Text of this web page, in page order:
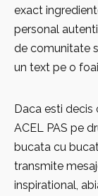
exact
personal
de comunitate
un text pe o
Daca esti decis
ACEL PAS pe
bucata cu
transmite
inspirational,